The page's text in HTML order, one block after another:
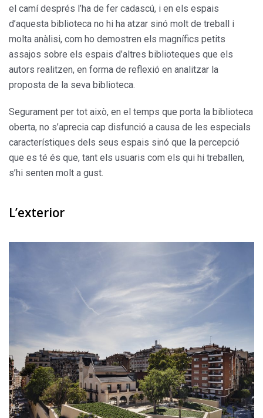
el camí després l’ha de fer cadascú, i en els espais
d’aquesta biblioteca no hi ha atzar sinó molt de treball i
molta anàlisi, com ho demostren els magnífics petits
assajos sobre els espais d’altres biblioteques que els
autors realitzen, en forma de reflexió en analitzar la
proposta de la seva biblioteca.
Segurament per tot això, en el temps que porta la biblioteca
oberta, no s’aprecia cap disfunció a causa de les especials
característiques dels seus espais sinó que la percepció
que es té és que, tant els usuaris com els qui hi treballen,
s’hi senten molt a gust.
L’exterior